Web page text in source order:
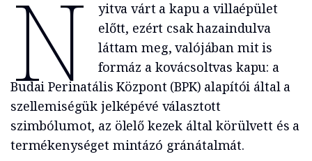
N
yitva várt a kapu a villaépület
előtt, ezért csak hazaindulva
láttam meg, valójában mit is
formáz a kovácsoltvas kapu: a
Budai Perinatális Központ (BPK) alapítói által a
szellemiségük jelképévé választott
szimbólumot, az ölelő kezek által körülvett és a
termékenységet mintázó gránátalmát.